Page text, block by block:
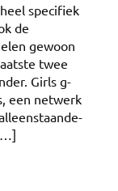
specifiek
de
gewoon
twee
Girls g-
een netwerk